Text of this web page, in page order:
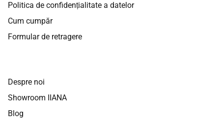
Politica de confidențialitate a datelor
Cum cumpăr
Formular de retragere
Despre noi
Showroom IIANA
Blog